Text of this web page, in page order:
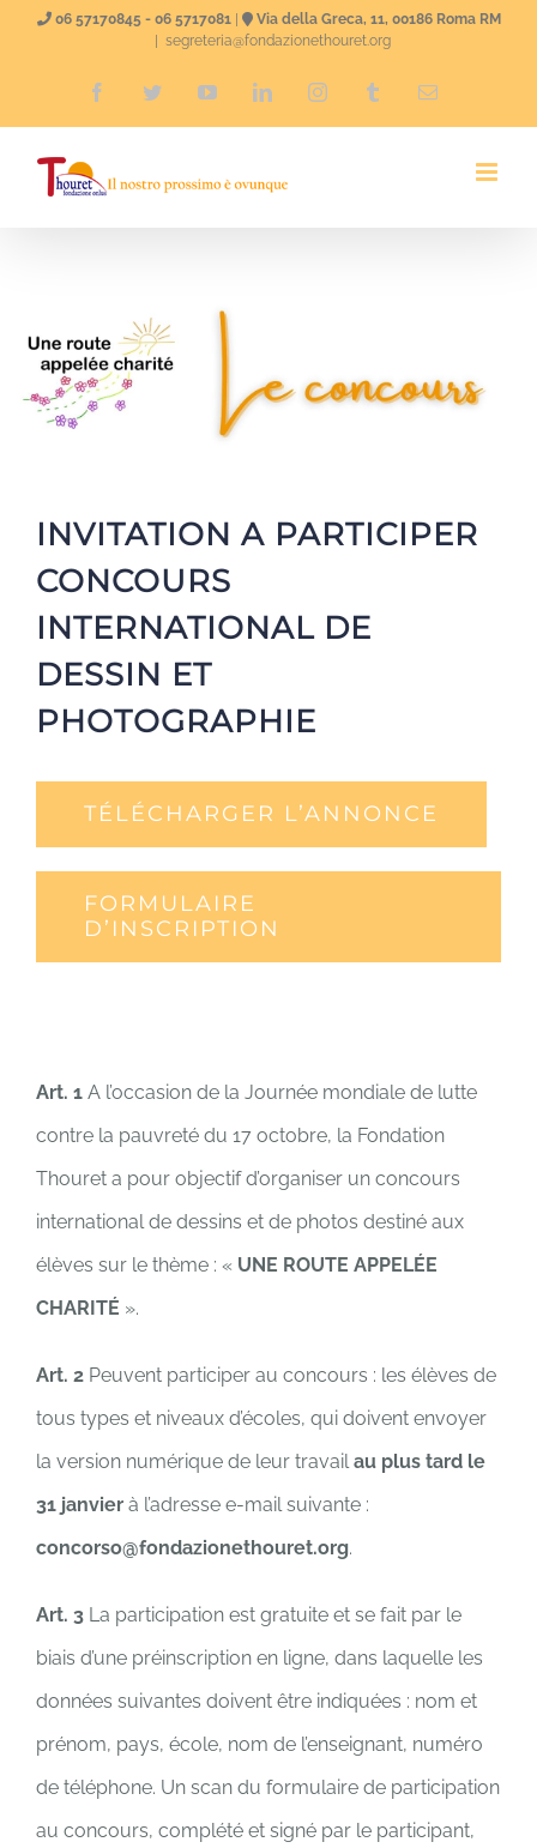
06 57170845 - 06 5717081|
Via della Greca, 11, 00186 Roma RM
segreteria@fondazionethouret.org
FacebookTwitterYouTubeLinkedInInstagramTumblrEmail
INVITATION A PARTICIPER
CONCOURS
INTERNATIONAL DE
DESSIN ET
PHOTOGRAPHIE
TÉLÉCHARGER L’ANNONCE
FORMULAIRE
D’INSCRIPTION
Art. 1 A l’occasion de la Journée mondiale de lutte
contre la pauvreté du 17 octobre, la Fondation
Thouret a pour objectif d’organiser un concours
international de dessins et de photos destiné aux
élèves sur le thème : « UNE ROUTE APPELÉ E
CHARITÉ ».
Art. 2Peuvent participer au concours : les élèves de
tous types et niveaux d’écoles, qui doivent envoyer
la version numérique de leur travailau plus tard le
31 janvierà l’adresse e-mail suivante :
concorso@fondazionethouret.org.
Art. 3La participation est gratuite et se fait par le
biais d’une préinscription en ligne, dans laquelle les
données suivantes doivent être indiquées : nom et
prénom, pays, école, nom de l’enseignant, numéro
de téléphone. Un scan du formulaire de participation
au concours, complété et signé par le participant,